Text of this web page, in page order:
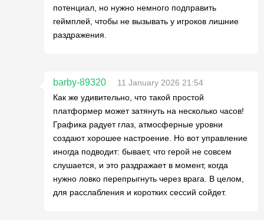
потенциал, но нужно немного подправить
геймплей, чтобы не вызывать у игроков лишние
раздражения.
barby-89320
11 January 2026 21:54
Как же удивительно, что такой простой
платформер может затянуть на несколько часов!
Графика радует глаз, атмосферные уровни
создают хорошее настроение. Но вот управление
иногда подводит: бывает, что герой не совсем
слушается, и это раздражает в момент, когда
нужно ловко перепрыгнуть через врага. В целом,
для расслабления и коротких сессий сойдет.